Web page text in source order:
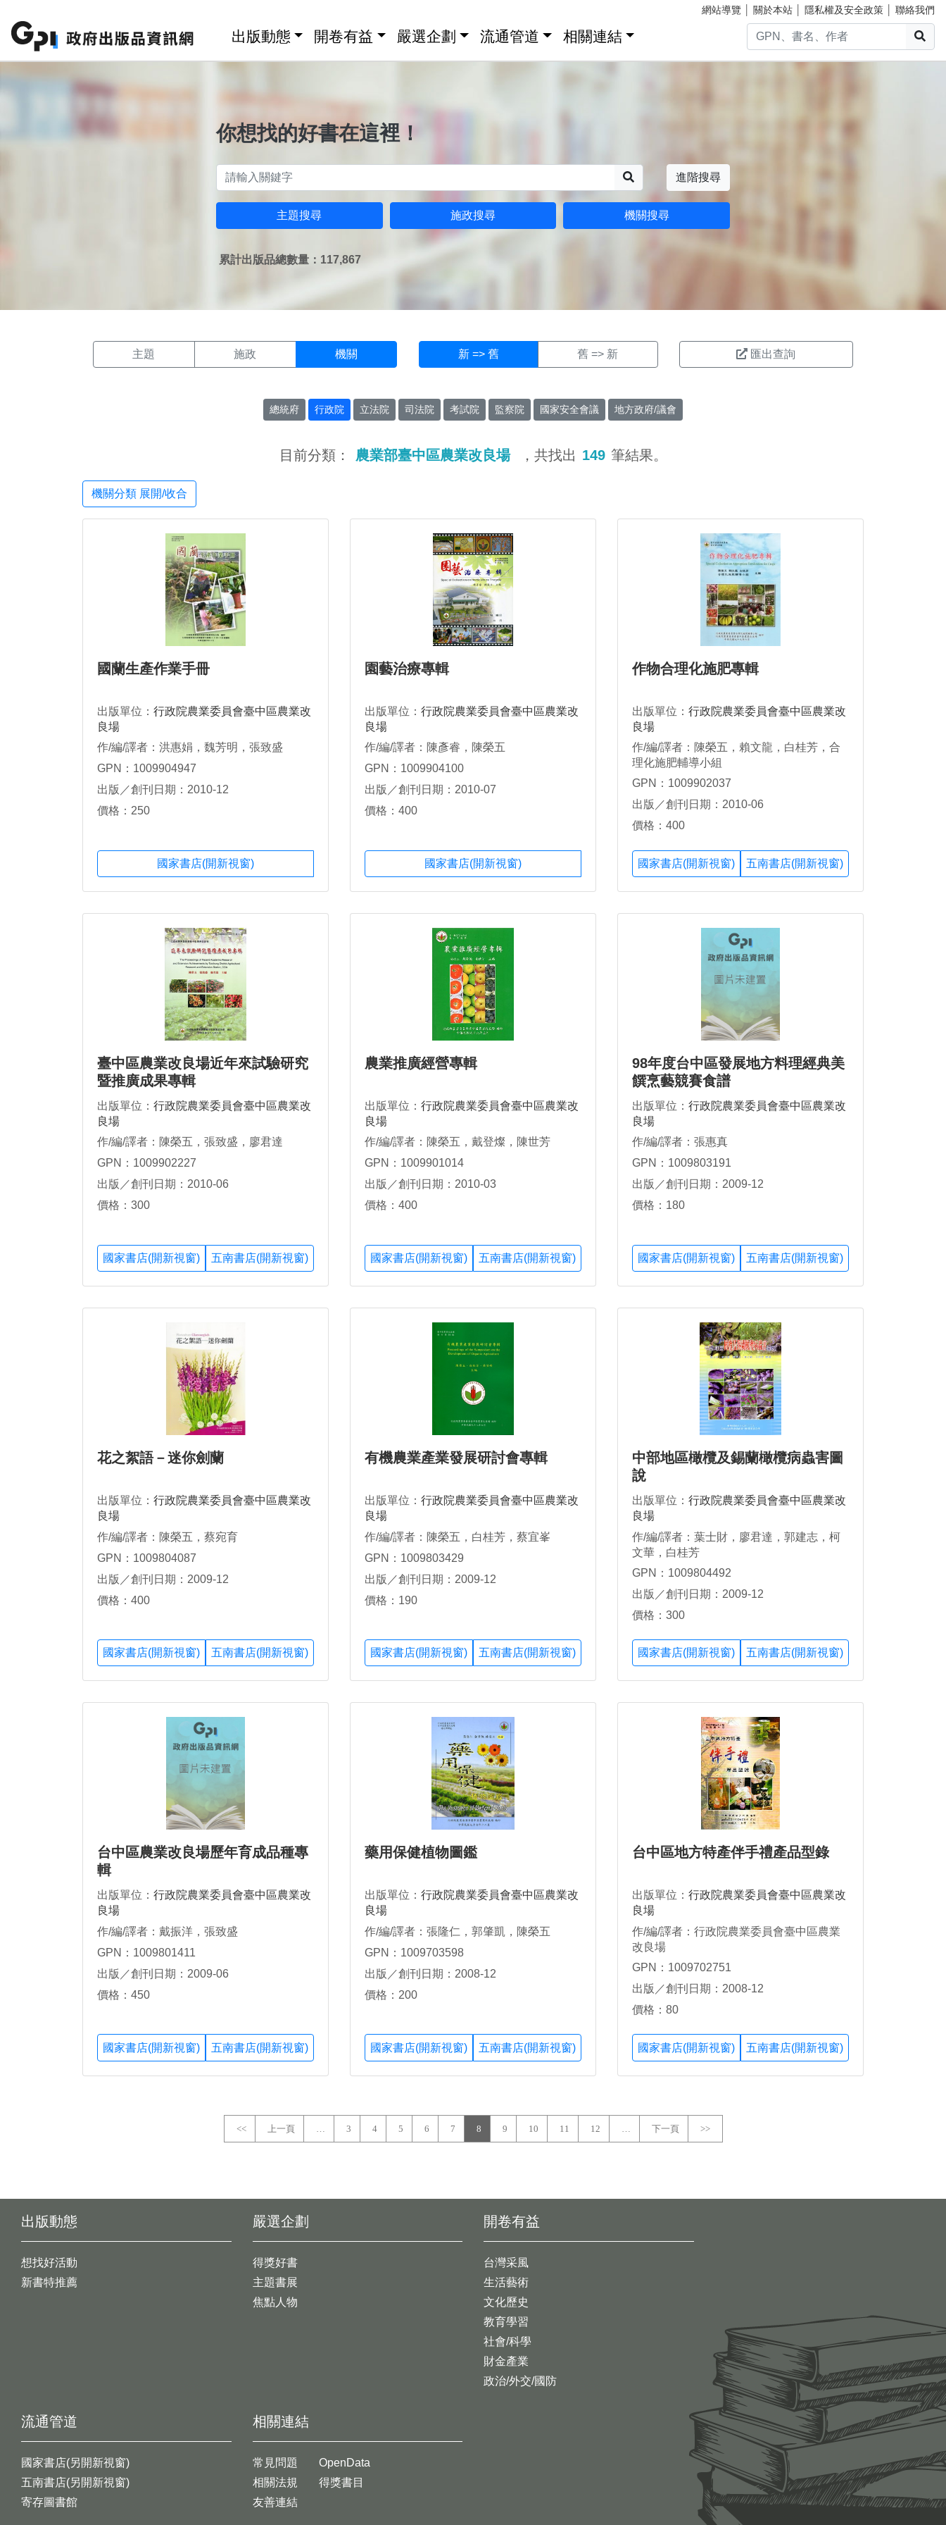
網站導覽 關於本站 隱私權及安全政策 聯絡我們
出版動態 開卷有益 嚴選企劃 流通管道 相關連結
你想找的好書在這裡！
進階搜尋
主題搜尋 施政搜尋 機關搜尋
累計出版品總數量：117,867
主題 施政 機關 新 => 舊 舊 => 新 匯出查詢
總統府 行政院 立法院 司法院 考試院 監察院 國家安全會議 地方政府/議會
目前分類： 農業部臺中區農業改良場 ，共找出 149 筆結果。
機關分類 展開/收合
國蘭生產作業手冊
出版單位： 行政院農業委員會臺中區農業改
良場
作/編/譯者：洪惠娟，魏芳明，張致盛
GPN：1009904947
出版／創刊日期：2010-12
價格：250
國家書店(開新視窗)
園藝治療專輯
出版單位： 行政院農業委員會臺中區農業改
良場
作/編/譯者：陳彥睿，陳榮五
GPN：1009904100
出版／創刊日期：2010-07
價格：400
國家書店(開新視窗)
作物合理化施肥專輯
出版單位： 行政院農業委員會臺中區農業改
良場
作/編/譯者：陳榮五，賴文龍，白桂芳，合
理化施肥輔導小組
GPN：1009902037
出版／創刊日期：2010-06
價格：400
國家書店(開新視窗) 五南書店(開新視窗)
臺中區農業改良場近年來試驗研究
暨推廣成果專輯
出版單位： 行政院農業委員會臺中區農業改
良場
作/編/譯者：陳榮五，張致盛，廖君達
GPN：1009902227
出版／創刊日期：2010-06
價格：300
國家書店(開新視窗) 五南書店(開新視窗)
農業推廣經營專輯
出版單位： 行政院農業委員會臺中區農業改
良場
作/編/譯者：陳榮五，戴登燦，陳世芳
GPN：1009901014
出版／創刊日期：2010-03
價格：400
國家書店(開新視窗) 五南書店(開新視窗)
98年度台中區發展地方料理經典美
饌烹藝競賽食譜
出版單位： 行政院農業委員會臺中區農業改
良場
作/編/譯者：張惠真
GPN：1009803191
出版／創刊日期：2009-12
價格：180
國家書店(開新視窗) 五南書店(開新視窗)
花之絮語－迷你劍蘭
出版單位： 行政院農業委員會臺中區農業改
良場
作/編/譯者：陳榮五，蔡宛育
GPN：1009804087
出版／創刊日期：2009-12
價格：400
國家書店(開新視窗) 五南書店(開新視窗)
有機農業產業發展研討會專輯
出版單位： 行政院農業委員會臺中區農業改
良場
作/編/譯者：陳榮五，白桂芳，蔡宜峯
GPN：1009803429
出版／創刊日期：2009-12
價格：190
國家書店(開新視窗) 五南書店(開新視窗)
中部地區橄欖及錫蘭橄欖病蟲害圖
說
出版單位： 行政院農業委員會臺中區農業改
良場
作/編/譯者：葉士財，廖君達，郭建志，柯
文華，白桂芳
GPN：1009804492
出版／創刊日期：2009-12
價格：300
國家書店(開新視窗) 五南書店(開新視窗)
台中區農業改良場歷年育成品種專
輯
出版單位： 行政院農業委員會臺中區農業改
良場
作/編/譯者：戴振洋，張致盛
GPN：1009801411
出版／創刊日期：2009-06
價格：450
國家書店(開新視窗) 五南書店(開新視窗)
藥用保健植物圖鑑
出版單位： 行政院農業委員會臺中區農業改
良場
作/編/譯者：張隆仁，郭肇凱，陳榮五
GPN：1009703598
出版／創刊日期：2008-12
價格：200
國家書店(開新視窗) 五南書店(開新視窗)
台中區地方特產伴手禮產品型錄
出版單位： 行政院農業委員會臺中區農業改
良場
作/編/譯者：行政院農業委員會臺中區農業
改良場
GPN：1009702751
出版／創刊日期：2008-12
價格：80
國家書店(開新視窗) 五南書店(開新視窗)
<< 上一頁 3 4 5 6 7 8 9 10 11 12 下一頁 >>
出版動態
想找好活動
新書特推薦
開卷有益
台灣采風
生活藝術
文化歷史
教育學習
社會/科學
財金產業
政治/外交/國防
嚴選企劃
得獎好書
主題書展
焦點人物
流通管道
國家書店(另開新視窗)
五南書店(另開新視窗)
寄存圖書館
相關連結
常見問題
相關法規
友善連結
OpenData
得獎書目